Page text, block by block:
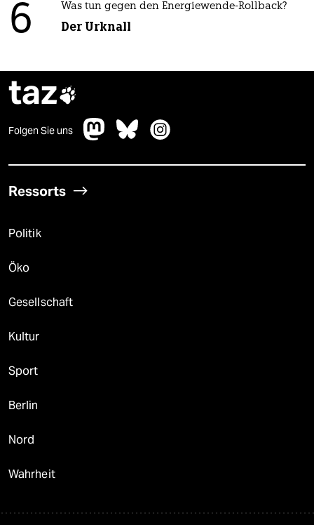
6 Was tun gegen den Energiewende-Rollback?
Der Urknall
taz
Folgen Sie uns
Ressorts
Politik
Öko
Gesellschaft
Kultur
Sport
Berlin
Nord
Wahrheit